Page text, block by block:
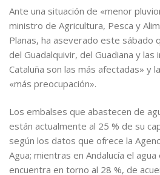
Ante una situación de «menor
ministro de Agricultura, Pesca y
Planas, ha aseverado este sábado
del Guadalquivir, del Guadiana y
Cataluña son las más afectadas» y
«más preocupación».
Los embalses que abastecen de
están actualmente al 25 % de su
según los datos que ofrece la
Agua; mientras en Andalucía el
encuentra en torno al 28 %, de